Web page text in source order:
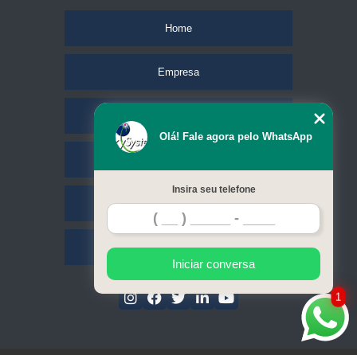
Home
Empresa
Contato
Mapa do site
1
Olá! Fale agora pelo WhatsApp
Insira seu telefone
Iniciar conversa